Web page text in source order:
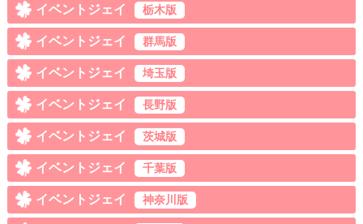
イベントジェイ 栃木版
イベントジェイ 群馬版
イベントジェイ 埼玉版
イベントジェイ 長野版
イベントジェイ 茨城版
イベントジェイ 千葉版
イベントジェイ 神奈川版